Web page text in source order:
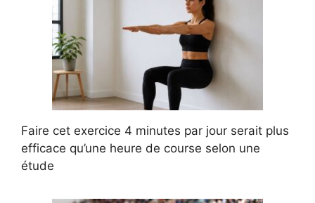
Faire cet exercice 4 minutes par jour serait plus
efficace qu’une heure de course selon une
étude